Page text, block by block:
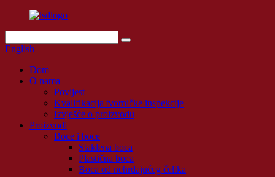
English
Dom
O nama
Povijest
Kvalifikacija tvorničke inspekcije
Izvješće o proizvodu
Proizvodi
Boce i boce
Staklena boca
Plastična boca
Boca od nehrđajućeg čelika